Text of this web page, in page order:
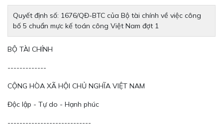
Quyết định số: 1676/QĐ-BTC của Bộ tài chính về việc công
bố 5 chuẩn mực kế toán công Việt Nam đợt 1
BỘ TÀI CHÍNH
-------------
CỘNG HÒA XÃ HỘI CHỦ NGHĨA VIỆT NAM
Độc lập - Tự do - Hạnh phúc
----------------------------